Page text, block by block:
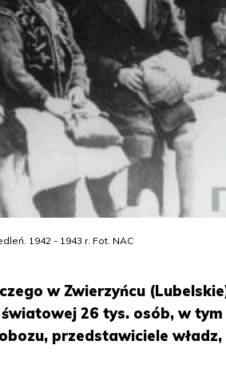
1942 - 1943 r. Fot. NAC
w Zwierzyńcu
26 tys. osób, w tym
przedstawiciele władz,